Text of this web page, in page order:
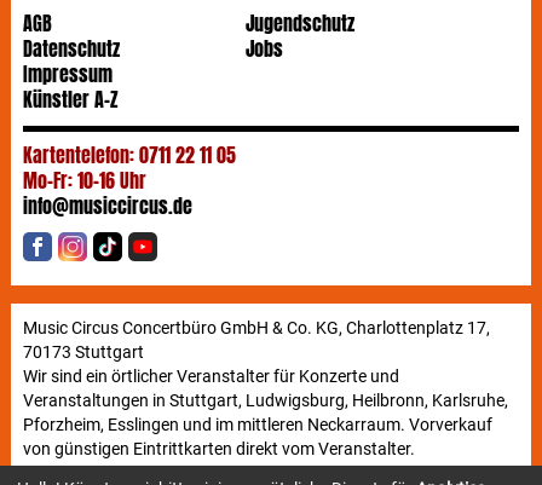
AGB
Datenschutz
Impressum
Jugendschutz
Jobs
Künstler A-Z
Kartentelefon: 0711 22 11 05
Mo-Fr: 10-16 Uhr
info@musiccircus.de
Music Circus Concertbüro GmbH & Co. KG, Charlottenplatz 17,
70173 Stuttgart
Wir sind ein örtlicher Veranstalter für Konzerte und
Veranstaltungen in Stuttgart, Ludwigsburg, Heilbronn, Karlsruhe,
Pforzheim, Esslingen und im mittleren Neckarraum. Vorverkauf
von günstigen Eintrittkarten direkt vom Veranstalter.